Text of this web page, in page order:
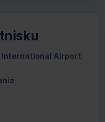
Airport